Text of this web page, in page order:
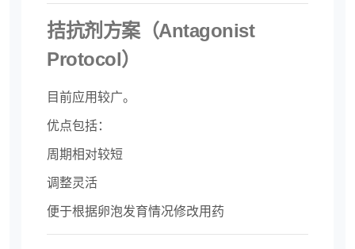
拮抗剂方案（Antagonist
Protocol）
目前应用较广。
优点包括：
周期相对较短
调整灵活
便于根据卵泡发育情况修改用药